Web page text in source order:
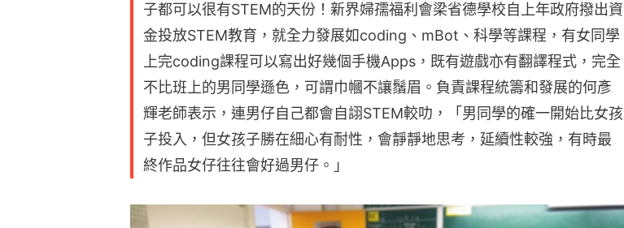
子都可以很有STEM的天份！新界婦孺福利會梁省德學校自上年政府撥出資
金投放STEM教育，就全力發展如coding、mBot、科學等課程，有女同學
上完coding課程可以寫出好幾個手機Apps，既有遊戲亦有翻譯程式，完全
不比班上的男同學遜色，可謂巾幗不讓鬚眉。負責課程統籌和發展的何彥
輝老師表示，連男仔自己都會自詡STEM較叻，「男同學的確一開始比女孩
子投入，但女孩子勝在細心有耐性，會靜靜地思考，延續性較強，有時最
終作品女仔往往會好過男仔。」